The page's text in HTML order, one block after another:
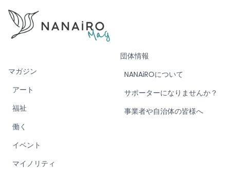
マガジン
アート
福祉
働く
イベント
マイノリティ
団体情報
NANAiROについて
サポーターになりませんか？
事業者や自治体の皆様へ